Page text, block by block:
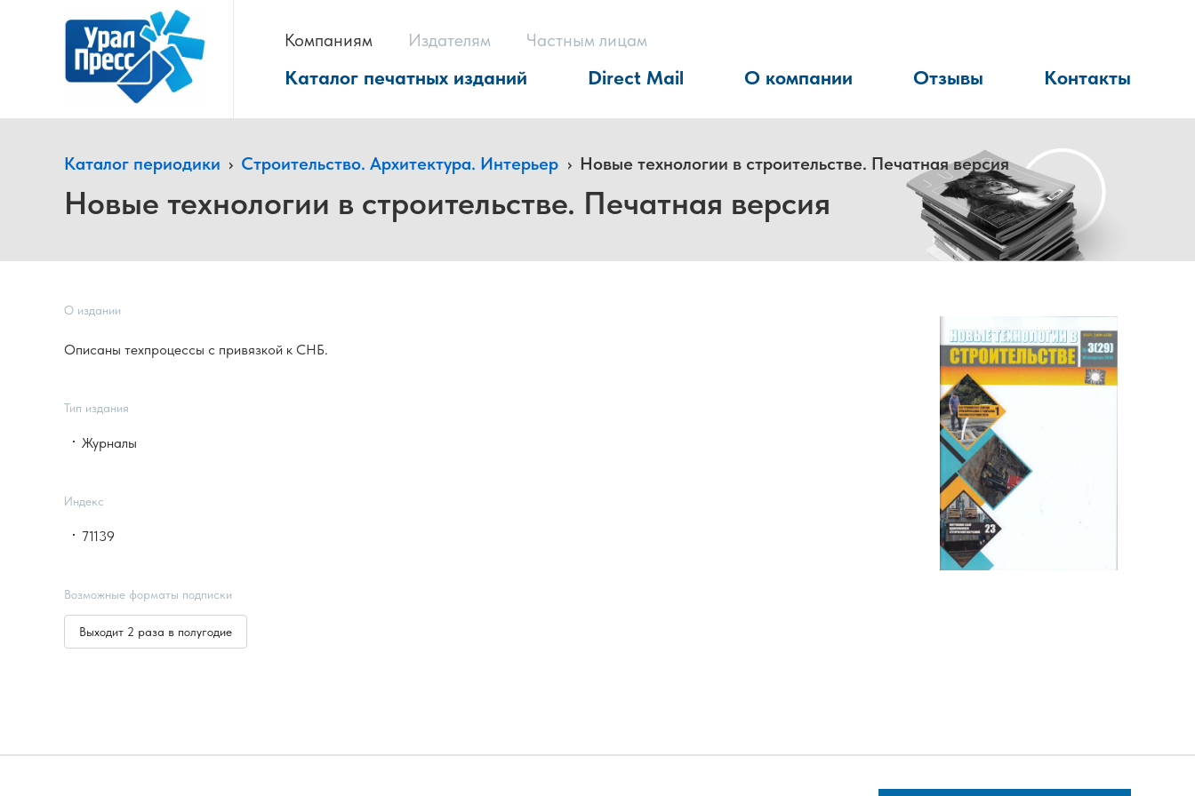
Компаниям Издателям Частным лицам
Каталог печатных изданий Direct Mail О компании Отзывы Контакты
Каталог периодики › Строительство. Архитектура. Интерьер › Новые технологии в строительстве. Печатная версия
Новые технологии в строительстве. Печатная версия
О издании
Описаны техпроцессы с привязкой к СНБ.
Тип издания
Журналы
Индекс
71139
Возможные форматы подписки
Выходит 2 раза в полугодие